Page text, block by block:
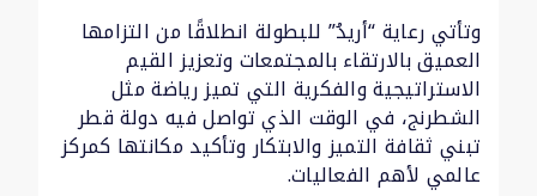
وتأتي رعاية “أريدُ” للبطولة انطلاقًا من التزامها
العميق بالارتقاء بالمجتمعات وتعزيز القيم
الاستراتيجية والفكرية التي تميز رياضة مثل
الشطرنج، في الوقت الذي تواصل فيه دولة قطر
تبني ثقافة التميز والابتكار وتأكيد مكانتها كمركز
عالمي لأهم الفعاليات.